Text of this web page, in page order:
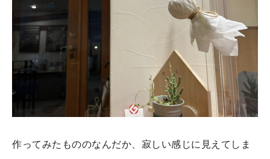
作ってみたもののなんだか、寂しい感じに見えてしま